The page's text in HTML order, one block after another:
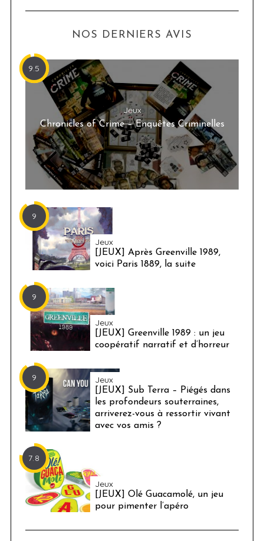
NOS DERNIERS AVIS
9.5
Jeux
Chronicles of Crime – Enquêtes Criminelles
9
Jeux
[JEUX] Après Greenville 1989,
voici Paris 1889, la suite
9
Jeux
[JEUX] Greenville 1989 : un jeu
coopératif narratif et d’horreur
9 Jeux
[JEUX] Sub Terra – Piégés dans
les profondeurs souterraines,
arriverez-vous à ressortir vivant
avec vos amis ?
7.8
Jeux
[JEUX] Olé Guacamolé, un jeu
pour pimenter l’apéro